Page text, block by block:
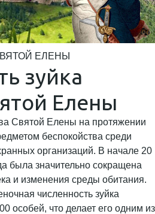
ЕЛЕНЫ
зуйка
Елены
Святой Елены на протяжении
беспокойства среди
организаций. В начале 20
была значительно сокращена
и изменения среды обитания.
численность зуйка
особей, что делает его одним из